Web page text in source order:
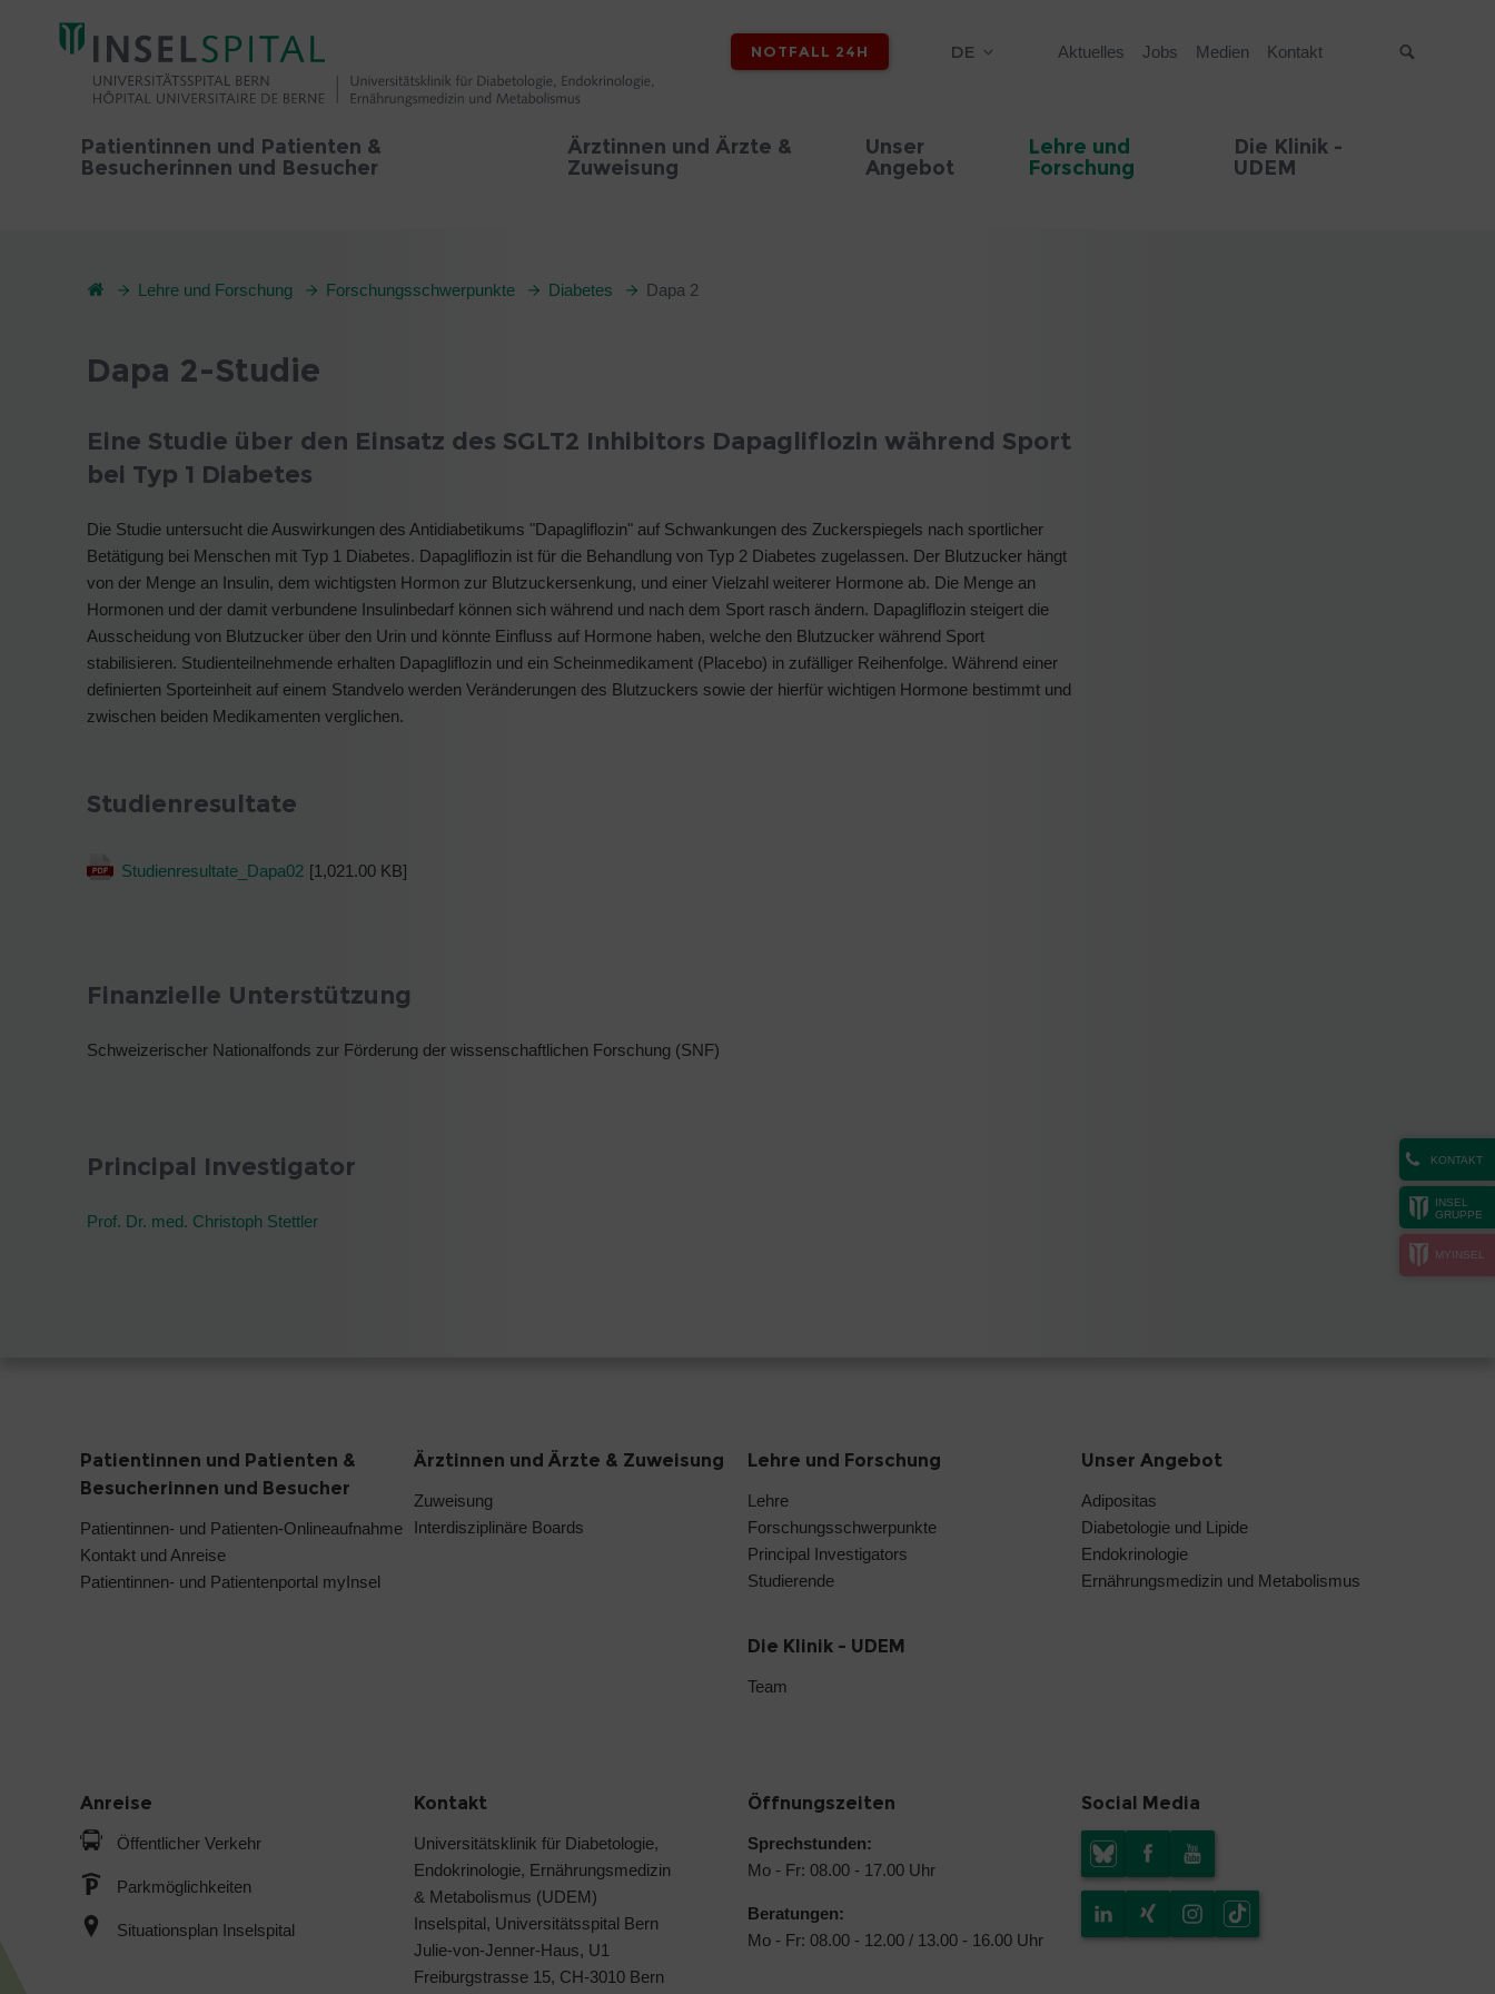
NOTFALL 24H DE Aktuelles Jobs Medien Kontakt
Patientinnen und Patienten &
Besucherinnen und Besucher
Ärztinnen und Ärzte &
Zuweisung
Unser
Angebot
Lehre und
Forschung
Die Klinik -
UDEM
KONTAKT
INSEL
GRUPPE
MYINSEL
Lehre und Forschung Forschungsschwerpunkte Diabetes Dapa 2
Dapa 2-Studie
Eine Studie über den Einsatz des SGLT2 Inhibitors Dapagliflozin während Sport
bei Typ 1 Diabetes
Die Studie untersucht die Auswirkungen des Antidiabetikums "Dapagliflozin" auf Schwankungen des Zuckerspiegels nach sportlicher
Betätigung bei Menschen mit Typ 1 Diabetes. Dapagliflozin ist für die Behandlung von Typ 2 Diabetes zugelassen. Der Blutzucker hängt
von der Menge an Insulin, dem wichtigsten Hormon zur Blutzuckersenkung, und einer Vielzahl weiterer Hormone ab. Die Menge an
Hormonen und der damit verbundene Insulinbedarf können sich während und nach dem Sport rasch ändern. Dapagliflozin steigert die
Ausscheidung von Blutzucker über den Urin und könnte Einfluss auf Hormone haben, welche den Blutzucker während Sport
stabilisieren. Studienteilnehmende erhalten Dapagliflozin und ein Scheinmedikament (Placebo) in zufälliger Reihenfolge. Während einer
definierten Sporteinheit auf einem Standvelo werden Veränderungen des Blutzuckers sowie der hierfür wichtigen Hormone bestimmt und
zwischen beiden Medikamenten verglichen.
Studienresultate
Studienresultate_Dapa02 [1,021.00 KB]
Finanzielle Unterstützung
Schweizerischer Nationalfonds zur Förderung der wissenschaftlichen Forschung (SNF)
Principal Investigator
Prof. Dr. med. Christoph Stettler
Patientinnen und Patienten &
Besucherinnen und Besucher
Patientinnen- und Patienten-Onlineaufnahme
Kontakt und Anreise
Patientinnen- und Patientenportal myInsel
Ärztinnen und Ärzte & Zuweisung
Zuweisung
Interdisziplinäre Boards
Lehre und Forschung
Lehre
Forschungsschwerpunkte
Principal Investigators
Studierende
Die Klinik - UDEM
Team
Unser Angebot
Adipositas
Diabetologie und Lipide
Endokrinologie
Ernährungsmedizin und Metabolismus
Anreise
Öffentlicher Verkehr
Parkmöglichkeiten
Situationsplan Inselspital
Kontakt
Universitätsklinik für Diabetologie,
Endokrinologie, Ernährungsmedizin
& Metabolismus (UDEM)
Inselspital, Universitätsspital Bern
Julie-von-Jenner-Haus, U1
Freiburgstrasse 15, CH-3010 Bern
Öffnungszeiten
Sprechstunden:
Mo - Fr: 08.00 - 17.00 Uhr
Beratungen:
Mo - Fr: 08.00 - 12.00 / 13.00 - 16.00 Uhr
Social Media